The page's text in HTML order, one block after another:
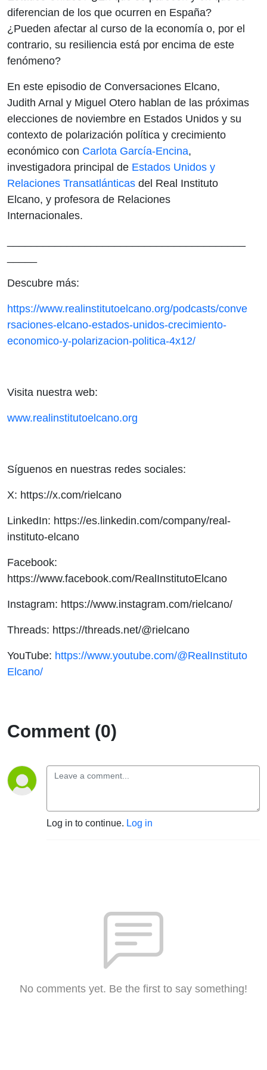
diferencian de los que ocurren en España?
¿Pueden afectar al curso de la economía o, por el
contrario, su resiliencia está por encima de este
fenómeno?
En este episodio de Conversaciones Elcano,
Judith Arnal y Miguel Otero hablan de las próximas
elecciones de noviembre en Estados Unidos y su
contexto de polarización política y crecimiento
económico con Carlota García-Encina,
investigadora principal de Estados Unidos y
Relaciones Transatlánticas del Real Instituto
Elcano, y profesora de Relaciones
Internacionales.
Descubre más:
https://www.realinstitutoelcano.org/podcasts/conve
rsaciones-elcano-estados-unidos-crecimiento-
economico-y-polarizacion-politica-4x12/
Visita nuestra web:
www.realinstitutoelcano.org
Síguenos en nuestras redes sociales:
X: https://x.com/rielcano
LinkedIn: https://es.linkedin.com/company/real-
instituto-elcano
Facebook:
https://www.facebook.com/RealInstitutoElcano
Instagram: https://www.instagram.com/rielcano/
Threads: https://threads.net/@rielcano
YouTube: https://www.youtube.com/@RealInstituto
Elcano/
Comment (0)
Log in to continue. Log in
No comments yet. Be the first to say something!